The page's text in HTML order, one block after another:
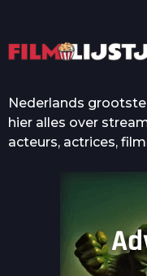
Nederlands
hier alles over
acteurs, actrices,